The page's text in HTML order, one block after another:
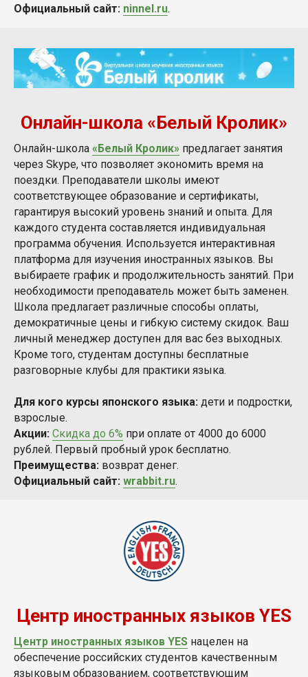
Официальный сайт: ninnel.ru.
Онлайн-школа «Белый Кролик»
Онлайн-школа «Белый Кролик» предлагает занятия
через Skype, что позволяет экономить время на
поездки. Преподаватели школы имеют
соответствующее образование и сертификаты,
гарантируя высокий уровень знаний и опыта. Для
каждого студента составляется индивидуальная
программа обучения. Используется интерактивная
платформа для изучения иностранных языков. Вы
выбираете график и продолжительность занятий. При
необходимости преподаватель может быть заменен.
Школа предлагает различные способы оплаты,
демократичные цены и гибкую систему скидок. Ваш
личный менеджер доступен для вас без выходных.
Кроме того, студентам доступны бесплатные
разговорные клубы для практики языка.
Для кого курсы японского языка: дети и подростки,
взрослые.
Акции: Скидка до 6% при оплате от 4000 до 6000
рублей. Первый пробный урок бесплатно.
Преимущества: возврат денег.
Официальный сайт: wrabbit.ru.
Центр иностранных языков YES
Центр иностранных языков YES нацелен на
обеспечение российских студентов качественным
языковым образованием, соответствующим